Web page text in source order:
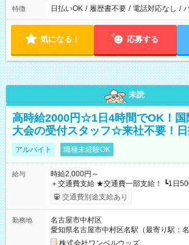
特徴 日払いOK / 履歴書不要 / 電話対応なし /
気になる！ 応募する
未読
高時給2000円☆1日4時間でOK！国
大会の受付スタッフ☆来社不要！
アルバイト 職種未経験OK
給与
時給2,000円～
＋交通費支給 ★交通費一部支給！ ┗1日500円を超えた分は全額
支給！ ※往復500円以内の方は自己負担となりま
OK！（規定あり） ┗働いたその日に現金
期間なし
交通費別途支給あり
勤務地
名古屋市中村区
愛知県名古屋市中村区名駅（最寄り駅：名
株式会社ワンベルウッズ